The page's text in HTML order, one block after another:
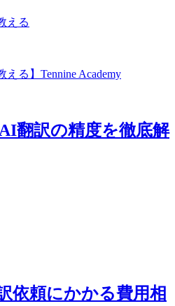
える
える】Tennine Academy
翻訳の精度を徹底解
依頼にかかる費用相